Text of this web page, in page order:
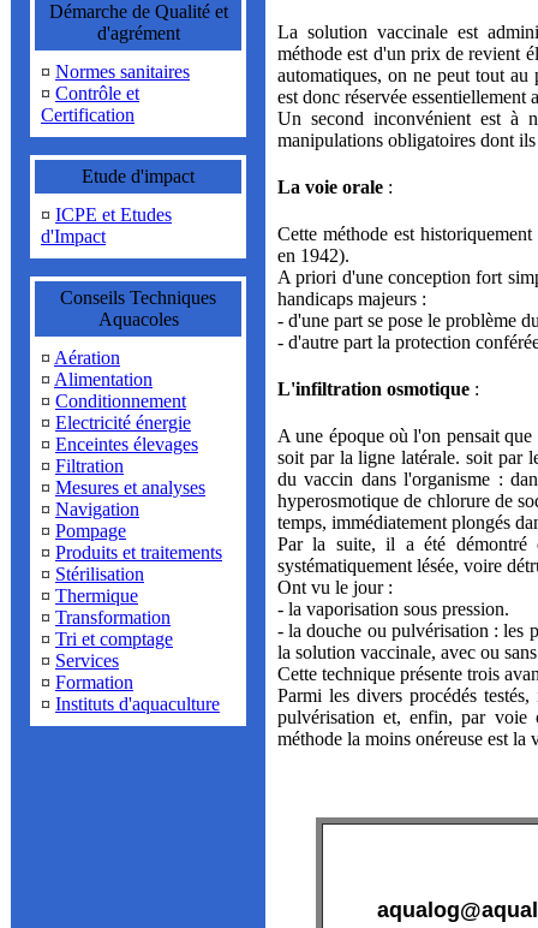
Démarche de Qualité et
d'agrément
¤ Normes sanitaires
¤ Contrôle et
Certification
Etude d'impact
¤ ICPE et Etudes
d'Impact
Conseils Techniques
Aquacoles
¤ Aération
¤ Alimentation
¤ Conditionnement
¤ Electricité énergie
¤ Enceintes élevages
¤ Filtration
¤ Mesures et analyses
¤ Navigation
¤ Pompage
¤ Produits et traitements
¤ Stérilisation
¤ Thermique
¤ Transformation
¤ Tri et comptage
¤ Services
¤ Formation
¤ Instituts d'aquaculture
La solution vaccinale est
méthode est d'un prix de revient
automatiques, on ne peut tout
est donc réservée
Un second inconvénient est à
manipulations obligatoires dont
La voie orale :
Cette méthode est
en 1942).
A priori d'une conception fort
handicaps majeurs :
- d'une part se pose le problème
- d'autre part la protection
L'infiltration osmotique :
A une époque où l'on pensait
soit par la ligne latérale. soit par
du vaccin dans l'organisme :
hyperosmotique de chlorure de
temps, immédiatement plongés
Par la suite, il a été démontré
systématiquement lésée, voire
Ont vu le jour :
- la vaporisation sous pression.
- la douche ou pulvérisation : les
la solution vaccinale, avec ou
Cette technique présente trois
Parmi les divers procédés
pulvérisation et, enfin, par voie
méthode la moins onéreuse est la